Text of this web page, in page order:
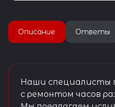
Описание Ответы
Наши специалисты
с ремонтом часов